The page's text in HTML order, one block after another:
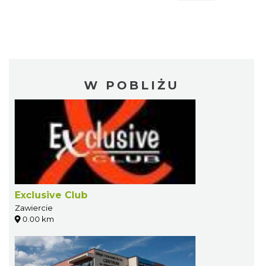
W POBLIŻU
Exclusive Club
Zawiercie
0.00 km